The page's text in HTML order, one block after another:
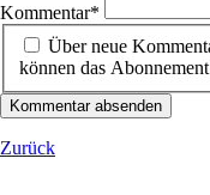
Kommentar*
Über neue
können das
Kommentar absenden
Zurück